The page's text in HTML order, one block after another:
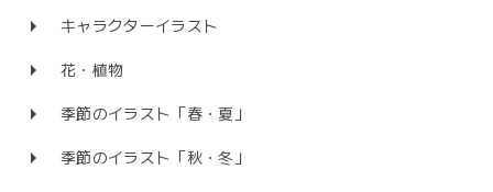
キャラクターイラスト
花・植物
季節のイラスト「春・夏」
季節のイラスト「秋・冬」